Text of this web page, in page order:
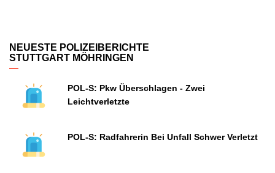
NEUESTE POLIZEIBERICHTE
STUTTGART MÖHRINGEN
POL-S: Pkw Überschlagen - Zwei
Leichtverletzte
POL-S: Radfahrerin Bei Unfall Schwer Verletzt